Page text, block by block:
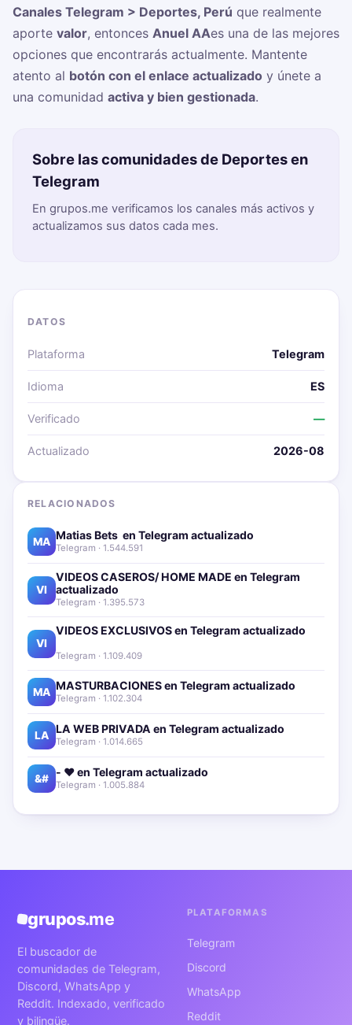
Canales Telegram > Deportes, Perú que realmente
aporte valor, entonces Anuel AAes una de las mejores
opciones que encontrarás actualmente. Mantente
atento al botón con el enlace actualizado y únete a
una comunidad activa y bien gestionada.
Sobre las comunidades de Deportes en
Telegram
En grupos.me verificamos los canales más activos y
actualizamos sus datos cada mes.
DATOS
Plataforma Telegram
Idioma ES
Verificado —
Actualizado 2026-08
RELACIONADOS
MA Matias Bets ‍ en Telegram actualizado📱🔥
Telegram · 1.544.591
VI
VIDEOS CASEROS/ HOME MADE en Telegram
actualizado📱🔥
Telegram · 1.395.573
VI
VIDEOS EXCLUSIVOS en Telegram actualizado📱
Telegram · 1.109.409
MA MASTURBACIONES en Telegram actualizado📱🔥
Telegram · 1.102.304
LA LA WEB PRIVADA en Telegram actualizado📱🔥
Telegram · 1.014.665
&# - ❤️ en Telegram actualizado📱🔥
Telegram · 1.005.884
grupos.me
El buscador de
comunidades de Telegram,
Discord, WhatsApp y
Reddit. Indexado, verificado
y bilingüe.
PLATAFORMAS
Telegram
Discord
WhatsApp
Reddit